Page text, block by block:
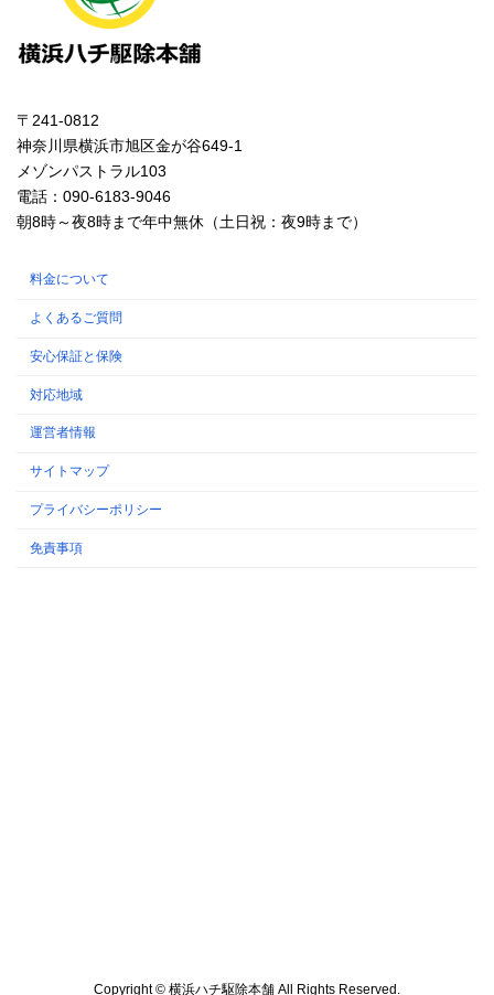
〒241-0812
神奈川県横浜市旭区金が谷649-1
メゾンパストラル103
電話：090-6183-9046
朝8時～夜8時まで年中無休（土日祝：夜9時まで）
料金について
よくあるご質問
安心保証と保険
対応地域
運営者情報
サイトマップ
プライバシーポリシー
免責事項
Copyright © 横浜ハチ駆除本舗 All Rights Reserved.